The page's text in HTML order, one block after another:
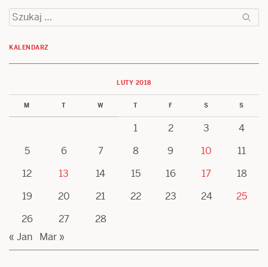
Szukaj:
KALENDARZ
LUTY 2018
M T W T F S S
1 2 3
4
5
6 7 8 9 10
11
12
13 14 15 16 17
18
19
20 21 22 23 24
25
26
27
28
« Jan
Mar »